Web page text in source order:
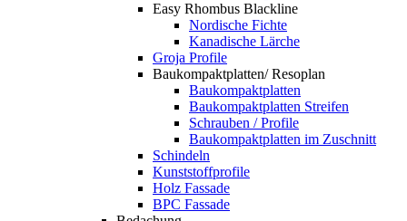
Easy Rhombus Blackline
Nordische Fichte
Kanadische Lärche
Groja Profile
Baukompaktplatten/ Resoplan
Baukompaktplatten
Baukompaktplatten Streifen
Schrauben / Profile
Baukompaktplatten im Zuschnitt
Schindeln
Kunststoffprofile
Holz Fassade
BPC Fassade